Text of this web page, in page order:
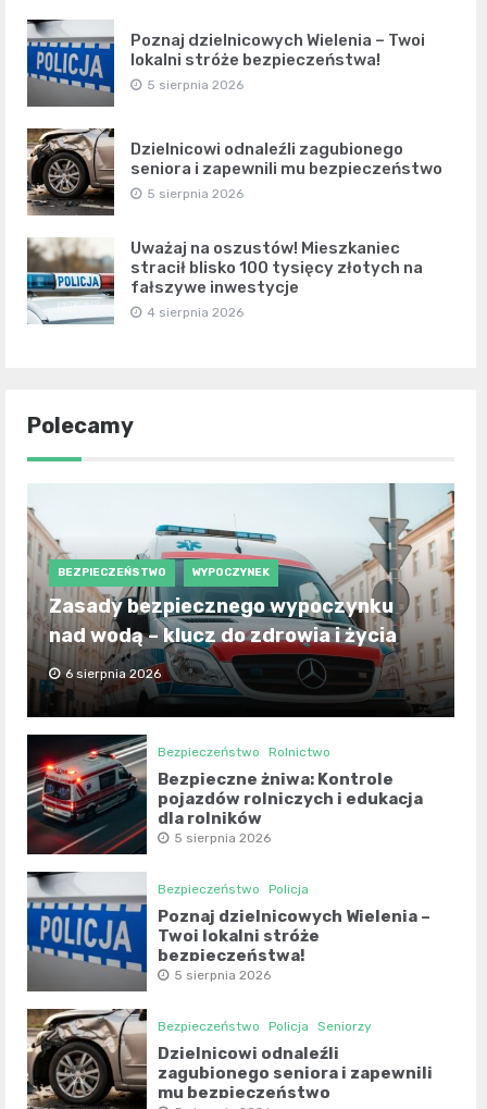
Poznaj dzielnicowych Wielenia – Twoi
lokalni stróże bezpieczeństwa!
5 sierpnia 2026
Dzielnicowi odnaleźli zagubionego
seniora i zapewnili mu bezpieczeństwo
5 sierpnia 2026
Uważaj na oszustów! Mieszkaniec
stracił blisko 100 tysięcy złotych na
fałszywe inwestycje
4 sierpnia 2026
Polecamy
BEZPIECZEŃSTWO WYPOCZYNEK
Zasady bezpiecznego wypoczynku
nad wodą – klucz do zdrowia i życia
6 sierpnia 2026
Bezpieczeństwo Rolnictwo
Bezpieczne żniwa: Kontrole
pojazdów rolniczych i edukacja
dla rolników
5 sierpnia 2026
Bezpieczeństwo Policja
Poznaj dzielnicowych Wielenia –
Twoi lokalni stróże
bezpieczeństwa!
5 sierpnia 2026
Bezpieczeństwo Policja Seniorzy
Dzielnicowi odnaleźli
zagubionego seniora i zapewnili
mu bezpieczeństwo